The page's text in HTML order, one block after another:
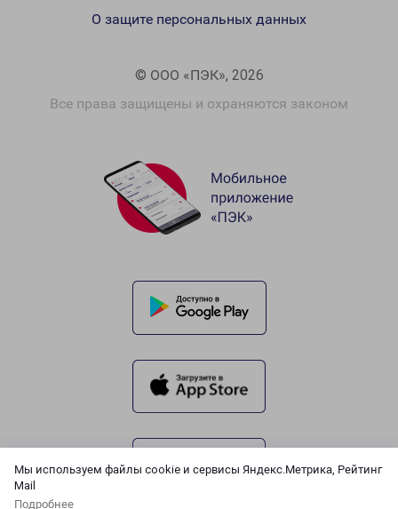
Мы используем файлы cookie и сервисы Яндекс.Метрика, Рейтинг
Mail
Подробнее
© ООО «ПЭК», 2026
Все права защищены и охраняются законом
О защите персональных данных